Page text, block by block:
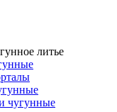
литье
чугунные